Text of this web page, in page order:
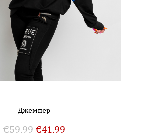
Джемпер
€59.99€41.99